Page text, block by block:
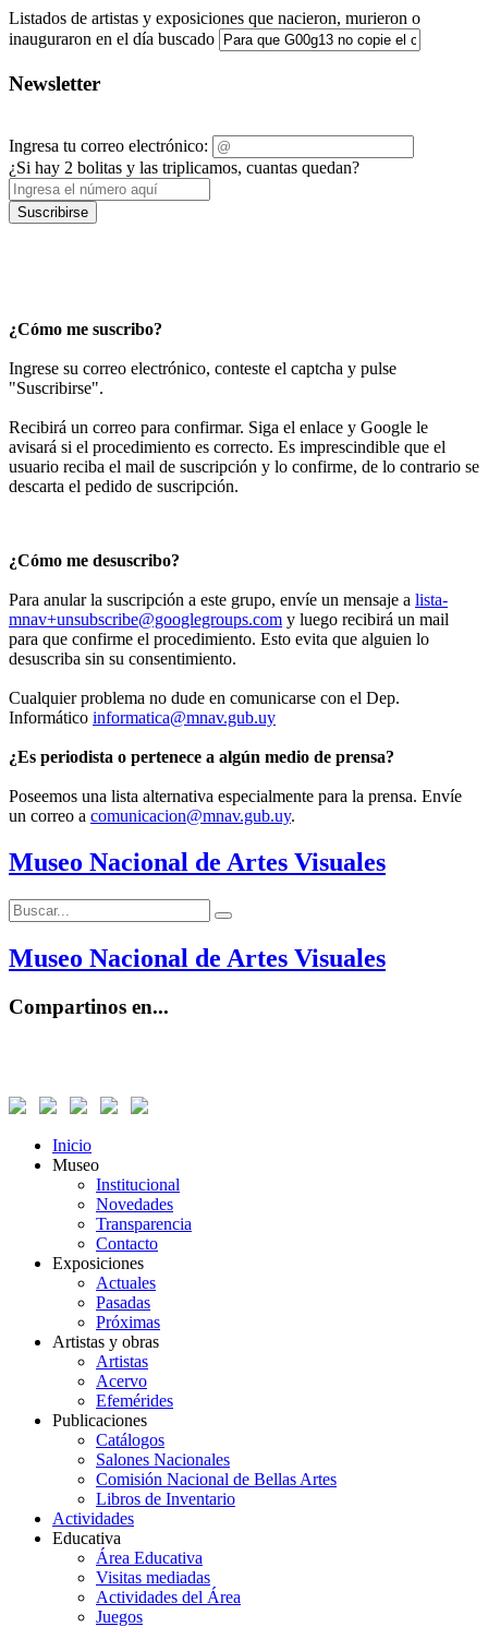
Listados de artistas y exposiciones que nacieron, murieron o
inauguraron en el día buscado
Newsletter
Ingresa tu correo electrónico:
¿Si hay 2 bolitas y las triplicamos, cuantas quedan?
Suscribirse
¿Cómo me suscribo?
Ingrese su correo electrónico, conteste el captcha y pulse
"Suscribirse".
Recibirá un correo para confirmar. Siga el enlace y Google le
avisará si el procedimiento es correcto. Es imprescindible que el
usuario reciba el mail de suscripción y lo confirme, de lo contrario se
descarta el pedido de suscripción.
¿Cómo me desuscribo?
Para anular la suscripción a este grupo, envíe un mensaje a lista-
mnav+unsubscribe@googlegroups.com y luego recibirá un mail
para que confirme el procedimiento. Esto evita que alguien lo
desuscriba sin su consentimiento.
Cualquier problema no dude en comunicarse con el Dep.
Informático informatica@mnav.gub.uy
¿Es periodista o pertenece a algún medio de prensa?
Poseemos una lista alternativa especialmente para la prensa. Envíe
un correo a comunicacion@mnav.gub.uy.
Museo Nacional de Artes Visuales
Buscar:
Buscar
Museo Nacional de Artes Visuales
Compartinos en...
Inicio
Museo
Institucional
Novedades
Transparencia
Contacto
Exposiciones
Actuales
Pasadas
Próximas
Artistas y obras
Artistas
Acervo
Efemérides
Publicaciones
Catálogos
Salones Nacionales
Comisión Nacional de Bellas Artes
Libros de Inventario
Actividades
Educativa
Área Educativa
Visitas mediadas
Actividades del Área
Juegos